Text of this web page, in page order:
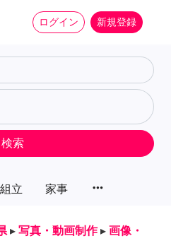
ログイン 新規登録
立 家事 more_horiz
検索
▸ 写真・動画制作 ▸ 画像・